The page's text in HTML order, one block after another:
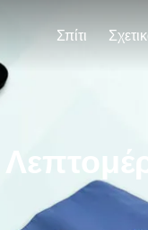
Σπίτι